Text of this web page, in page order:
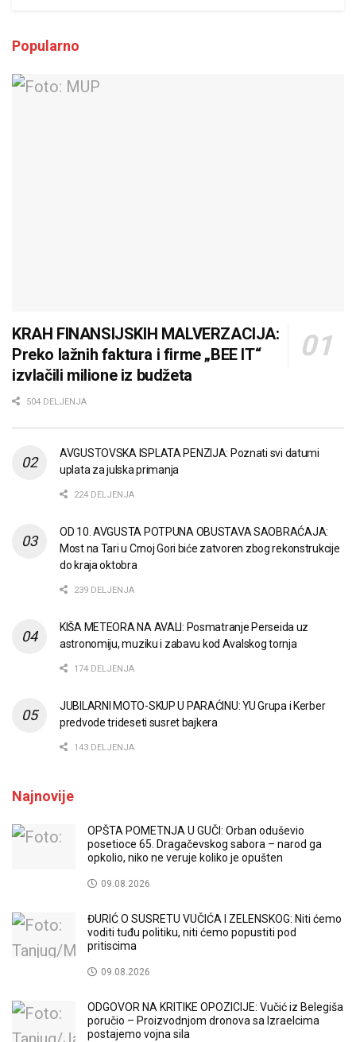
Popularno
KRAH FINANSIJSKIH MALVERZACIJA:
Preko lažnih faktura i firme „BEE IT“
izvlačili milione iz budžeta
504 DELJENJA
AVGUSTOVSKA ISPLATA PENZIJA: Poznati svi datumi
uplata za julska primanja
224 DELJENJA
OD 10. AVGUSTA POTPUNA OBUSTAVA SAOBRAĆAJA:
Most na Tari u Crnoj Gori biće zatvoren zbog rekonstrukcije
do kraja oktobra
239 DELJENJA
KIŠA METEORA NA AVALI: Posmatranje Perseida uz
astronomiju, muziku i zabavu kod Avalskog tornja
174 DELJENJA
JUBILARNI MOTO-SKUP U PARAĆINU: YU Grupa i Kerber
predvode trideseti susret bajkera
143 DELJENJA
Najnovije
OPŠTA POMETNJA U GUČI: Orban oduševio
posetioce 65. Dragačevskog sabora – narod ga
opkolio, niko ne veruje koliko je opušten
09.08.2026
ĐURIĆ O SUSRETU VUČIĆA I ZELENSKOG: Niti ćemo
voditi tuđu politiku, niti ćemo popustiti pod
pritiscima
09.08.2026
ODGOVOR NA KRITIKE OPOZICIJE: Vučić iz Belegiša
poručio – Proizvodnjom dronova sa Izraelcima
postajemo vojna sila